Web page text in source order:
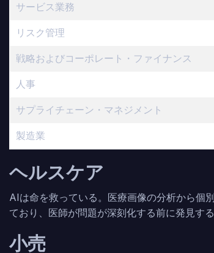
サービス業務
リスク管理
戦略およびコーポレート・ファイナンス
人事
サプライチェーン・マネジメント
製造業
ヘルスケア
AIは命を救っている。医療画像の分析から個
ており、医師が問題が深刻化する前に発見す
小売